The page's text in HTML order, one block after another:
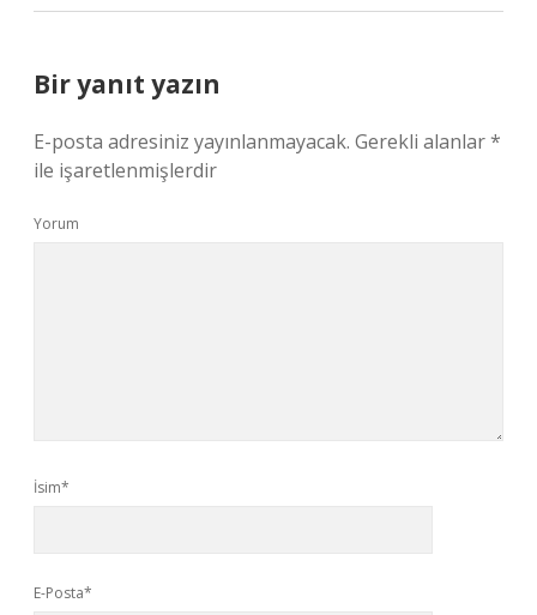
Bir yanıt yazın
E-posta adresiniz yayınlanmayacak. Gerekli alanlar*
ile işaretlenmişlerdir
Yorum
İsim*
E-Posta*